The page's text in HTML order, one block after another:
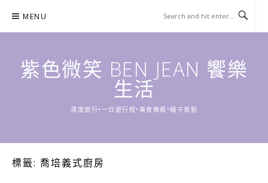
content
MENU
紫色微笑 BEN JEAN 饗樂
生活
深度旅行•一日遊行程•美食推薦•親子景點
標籤: 喬培義式廚房